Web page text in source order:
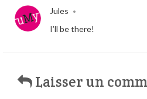
Jules •
I’ll be there!
Laisser un